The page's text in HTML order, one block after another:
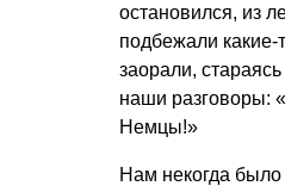
остановился, из
подбежали
заорали,
наши разговоры:
Немцы!»
Нам некогда было